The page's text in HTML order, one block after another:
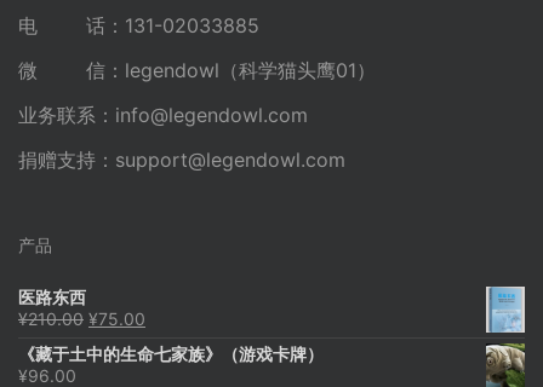
电 话：131-02033885
微 信：legendowl（科学猫头鹰01）
业务联系： info@legendowl.com
捐赠支持： support@legendowl.com
产品
医路东西
¥210.00 原
为：
¥75.00
价
《藏于土中的生命七家族》（游戏卡牌）
¥96.00